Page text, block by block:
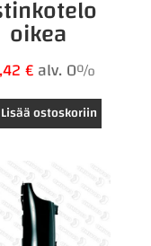
oikea
€alv. 0%
Lisää ostoskoriin